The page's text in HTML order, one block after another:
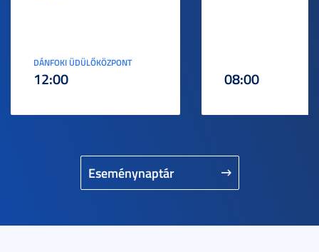
Eseménynaptár
DÁNFOKI ÜDÜLŐKÖZPONT
12:00 08:00